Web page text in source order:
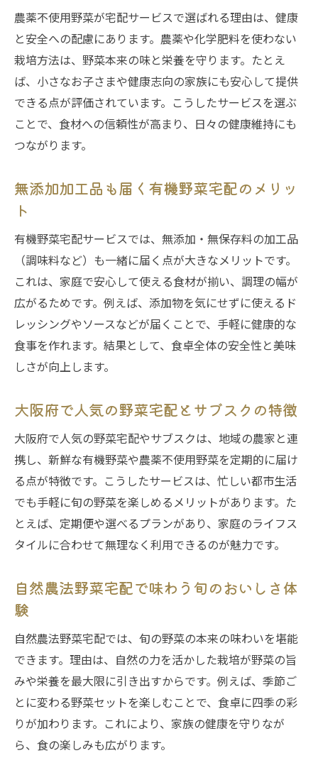
有機野菜・宅配サービスで日々の献立を充
実させる
有機野菜・宅配サービス選び方のポイント
有機野菜・宅配サービスの比較で失敗しな
いコツ
野菜宅配とサブスクの違いを知り賢く選ぶ
方法
解説
る基準
口コミや評判から見る有機野菜・宅配サー
ビス選び
家族に合った宅配サービスの選択と活用の
ヒント
自然農法野菜宅配で叶える健康生活
有機野菜・宅配サービスが健康生活に与え
自然農法野菜宅配の栄養価と安心を徹底解
説
無農薬野菜の安全性と美味しさを感じる理
由
宅配サービスで実現する毎日のバランス献
立
ット
無添加加工品も充実の宅配で食卓革命
有機野菜・宅配サービスで無添加調味料を
選ぶ価値
無保存料の加工品宅配が食卓に与える安心
感
農薬不使用野菜が宅配サービスで選ばれる理由は、健康
と安全への配慮にあります。農薬や化学肥料を使わない
栽培方法は、野菜本来の味と栄養を守ります。たとえ
ば、小さなお子さまや健康志向の家族にも安心して提供
できる点が評価されています。こうしたサービスを選ぶ
ことで、食材への信頼性が高まり、日々の健康維持にも
つながります。
無添加加工品も届く有機野菜宅配のメリッ
ト
有機野菜宅配サービスでは、無添加・無保存料の加工品
（調味料など）も一緒に届く点が大きなメリットです。
これは、家庭で安心して使える食材が揃い、調理の幅が
広がるためです。例えば、添加物を気にせずに使えるド
レッシングやソースなどが届くことで、手軽に健康的な
食事を作れます。結果として、食卓全体の安全性と美味
しさが向上します。
大阪府で人気の野菜宅配とサブスクの特徴
大阪府で人気の野菜宅配やサブスクは、地域の農家と連
携し、新鮮な有機野菜や農薬不使用野菜を定期的に届け
る点が特徴です。こうしたサービスは、忙しい都市生活
でも手軽に旬の野菜を楽しめるメリットがあります。た
とえば、定期便や選べるプランがあり、家庭のライフス
タイルに合わせて無理なく利用できるのが魅力です。
自然農法野菜宅配で味わう旬のおいしさ体
験
自然農法野菜宅配では、旬の野菜の本来の味わいを堪能
できます。理由は、自然の力を活かした栽培が野菜の旨
みや栄養を最大限に引き出すからです。例えば、季節ご
とに変わる野菜セットを楽しむことで、食卓に四季の彩
りが加わります。これにより、家族の健康を守りなが
ら、食の楽しみも広がります。